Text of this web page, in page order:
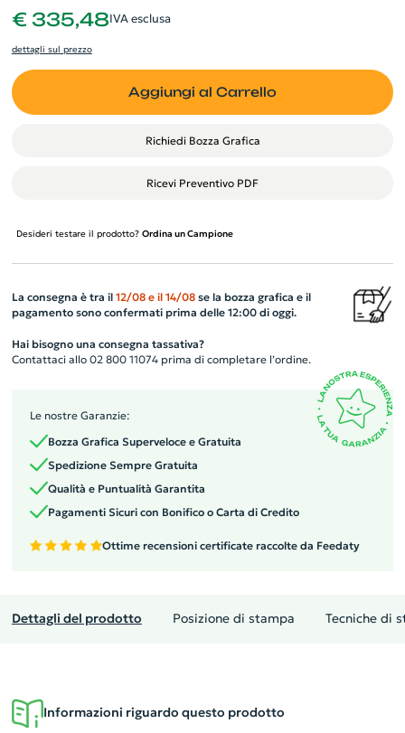
€ 335,48IVA esclusa
dettagli sul prezzo
Aggiungi al Carrello
Richiedi Bozza Grafica
Ricevi Preventivo PDF
Desideri testare il prodotto? Ordina un Campione
La consegna è tra il 12/08 e il 14/08se la bozza grafica e il
pagamento sono confermati prima delle 12:00 di oggi.
Hai bisogno una consegna tassativa?
Contattaci allo 02 800 11074 prima di completare l’ordine.
Le nostre Garanzie:
Bozza Grafica Superveloce e Gratuita
Spedizione Sempre Gratuita
Qualità e Puntualità Garantita
Pagamenti Sicuri con Bonifico o Carta di Credito
Ottime recensioni certificate raccolte da Feedaty
Dettagli del prodotto Posizione di stampa Tecniche di
Informazioni riguardo questo prodotto